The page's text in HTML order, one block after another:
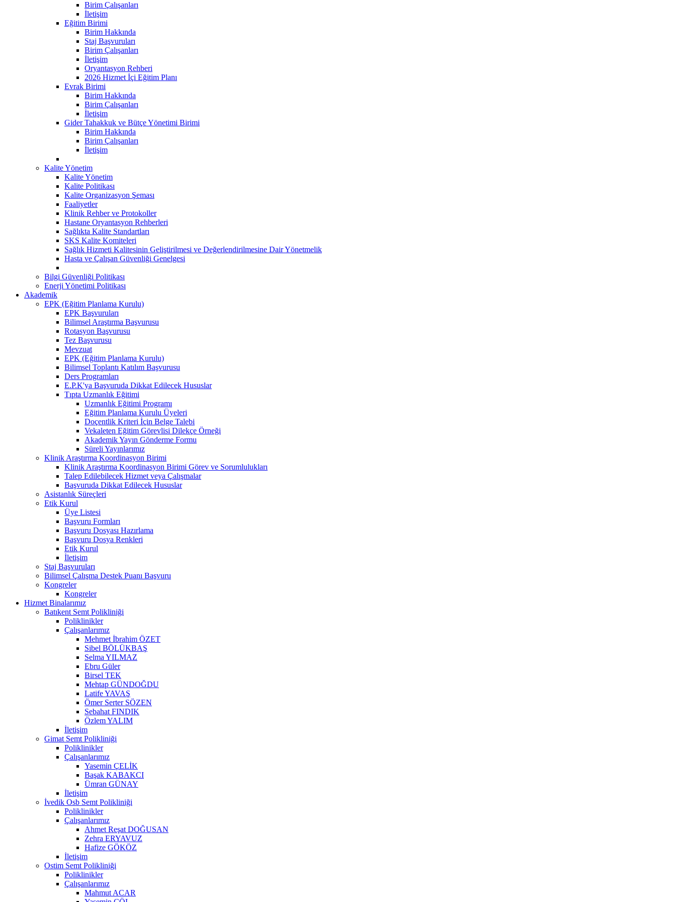
Birim Çalışanları
İletişim
Eğitim Birimi
Birim Hakkında
Staj Başvuruları
Birim Çalışanları
İletişim
Oryantasyon Rehberi
2026 Hizmet İçi Eğitim Planı
Evrak Birimi
Birim Hakkında
Birim Çalışanları
İletişim
Gider Tahakkuk ve Bütçe Yönetimi Birimi
Birim Hakkında
Birim Çalışanları
İletişim
Kalite Yönetim
Kalite Yönetim
Kalite Politikası
Kalite Organizasyon Şeması
Faaliyetler
Klinik Rehber ve Protokoller
Hastane Oryantasyon Rehberleri
Sağlıkta Kalite Standartları
SKS Kalite Komiteleri
Sağlık Hizmeti Kalitesinin Geliştirilmesi ve Değerlendirilmesine Dair Yönetmelik
Hasta ve Çalışan Güvenliği Genelgesi
Bilgi Güvenliği Politikası
Enerji Yönetimi Politikası
Akademik
EPK (Eğitim Planlama Kurulu)
EPK Başvuruları
Bilimsel Araştırma Başvurusu
Rotasyon Başvurusu
Tez Başvurusu
Mevzuat
EPK (Eğitim Planlama Kurulu)
Bilimsel Toplantı Katılım Başvurusu
Ders Programları
E.P.K'ya Başvuruda Dikkat Edilecek Hususlar
Tıpta Uzmanlık Eğitimi
Uzmanlık Eğitimi Programı
Eğitim Planlama Kurulu Üyeleri
Doçentlik Kriteri İçin Belge Talebi
Vekaleten Eğitim Görevlisi Dilekçe Örneği
Akademik Yayın Gönderme Formu
Süreli Yayınlarımız
Klinik Araştırma Koordinasyon Birimi
Klinik Araştırma Koordinasyon Birimi Görev ve Sorumlulukları
Talep Edilebilecek Hizmet veya Çalışmalar
Başvuruda Dikkat Edilecek Hususlar
Asistanlık Süreçleri
Etik Kurul
Üye Listesi
Başvuru Formları
Başvuru Dosyası Hazırlama
Başvuru Dosya Renkleri
Etik Kurul
İletişim
Staj Başvuruları
Bilimsel Çalışma Destek Puanı Başvuru
Kongreler
Kongreler
Hizmet Binalarımız
Batıkent Semt Polikliniği
Poliklinikler
Çalışanlarımız
Mehmet İbrahim ÖZET
Sibel BÖLÜKBAŞ
Selma YILMAZ
Ebru Güler
Birsel TEK
Mehtap GÜNDOĞDU
Latife YAVAŞ
Ömer Serter SÖZEN
Sebahat FINDIK
Özlem YALIM
İletişim
Gimat Semt Polikliniği
Poliklinikler
Çalışanlarımız
Yasemin ÇELİK
Başak KABAKCI
Ümran GÜNAY
İletişim
İvedik Osb Semt Polikliniği
Poliklinikler
Çalışanlarımız
Ahmet Reşat DOĞUSAN
Zehra ERYAVUZ
Hafize GÖKÖZ
İletişim
Ostim Semt Polikliniği
Poliklinikler
Çalışanlarımız
Mahmut ACAR